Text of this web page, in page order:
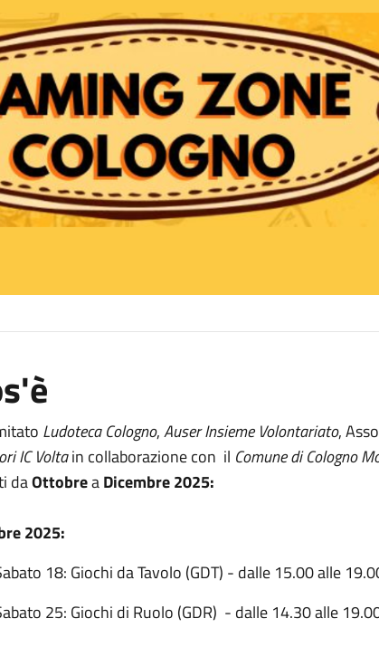
Ludoteca Cologno,Auser Insieme Volontariato,
IC Voltain collaborazione con il Comune di Cologno
daOttobreaDicembre 2025:
2025:
18: Giochi da Tavolo (GDT) - dalle 15.00 alle
25: Giochi di Ruolo (GDR) - dalle 14.30 alle